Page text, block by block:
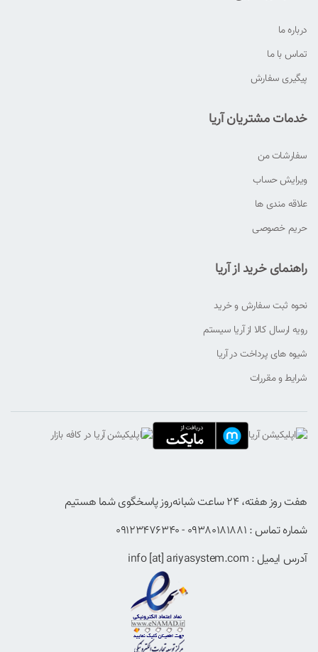
درباره ما
تماس با ما
پیگیری سفارش
خدمات مشتریان آریا
سفارشات من
ویرایش حساب
علاقه مندی ها
حریم خصوصی
راهنمای خرید از آریا
نحوه ثبت سفارش و خرید
رویه ارسال کالا از آریا سیستم
شیوه های پرداخت در آریا
شرایط و مقررات
هفت روز هفته، ۲۴ ساعت شبانه‌روز پاسخگوی شما هستیم
شماره تماس : 09380181881 - 09123476340
آدرس ایمیل : info [at] ariyasystem.com